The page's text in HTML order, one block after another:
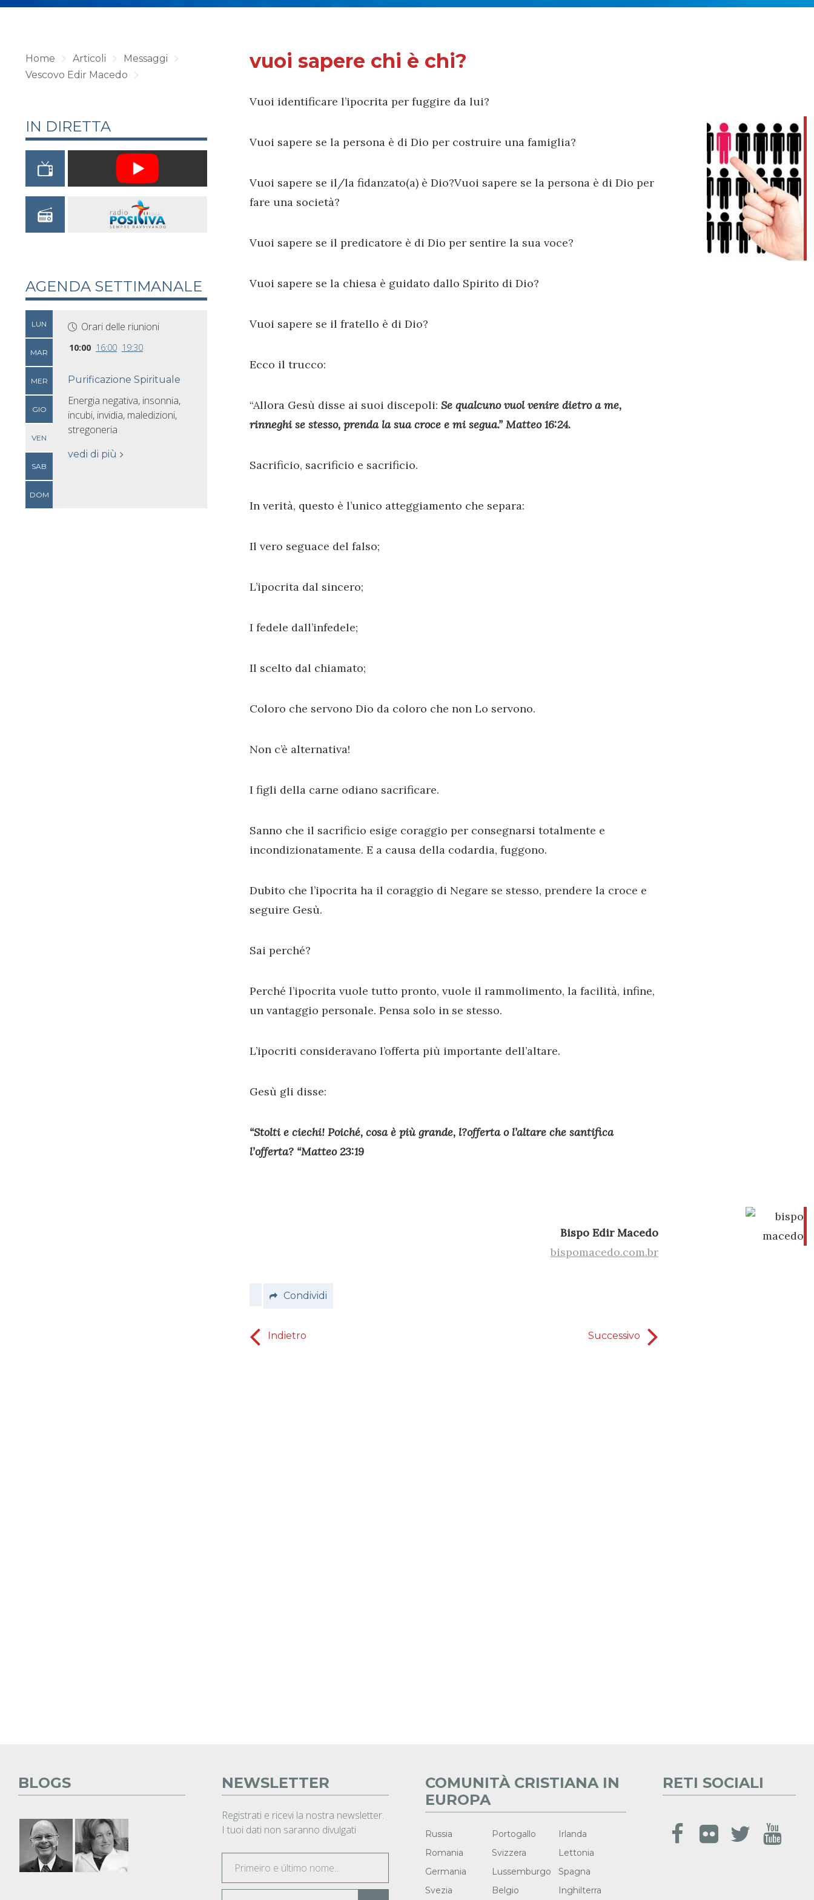
vuoi sapere chi è chi?
Vuoi identificare l’ipocrita per fuggire da lui?
Vuoi sapere se la persona è di Dio per costruire una famiglia?
Vuoi sapere se il/la fidanzato(a) è Dio?Vuoi sapere se la persona è di Dio per
fare una società?
Vuoi sapere se il predicatore è di Dio per sentire la sua voce?
Vuoi sapere se la chiesa è guidato dallo Spirito di Dio?
Vuoi sapere se il fratello è di Dio?
Ecco il trucco:
“Allora Gesù disse ai suoi discepoli: Se qualcuno vuol venire dietro a me,
rinneghi se stesso, prenda la sua croce e mi segua.” Matteo 16:24.
Sacrificio, sacrificio e sacrificio.
In verità, questo è l’unico atteggiamento che separa:
Il vero seguace del falso;
L’ipocrita dal sincero;
I fedele dall’infedele;
Il scelto dal chiamato;
Coloro che servono Dio da coloro che non Lo servono.
Non c’è alternativa!
I figli della carne odiano sacrificare.
Sanno che il sacrificio esige coraggio per consegnarsi totalmente e
incondizionatamente. E a causa della codardia, fuggono.
Dubito che l’ipocrita ha il coraggio di Negare se stesso, prendere la croce e
seguire Gesù.
Sai perché?
Perché l’ipocrita vuole tutto pronto, vuole il rammolimento, la facilità, infine,
un vantaggio personale. Pensa solo in se stesso.
L’ipocriti consideravano l’offerta più importante dell’altare.
Gesù gli disse:
“Stolti e ciechi! Poiché, cosa è più grande, l?offerta o l’altare che santifica
l’offerta? “Matteo 23:19
Bispo Edir Macedo
bispomacedo.com.br
Condividi
Indietro Successivo
Home Articoli
Messaggi
Vescovo Edir Macedo
IN DIRETTA
AGENDA SETTIMANALE
LUN
MAR
MER
GIO
VEN
SAB
DOM
Orari delle riunioni
10:00 16:00 19:30
Purificazione Spirituale
Energia negativa, insonnia,
incubi, invidia, maledizioni,
stregoneria
vedi di più
BLOGS NEWSLETTER
Registrati e ricevi la nostra newsletter.
I tuoi dati non saranno divulgati
COMUNITÀ CRISTIANA IN
EUROPA
Russia Portogallo
Irlanda
Romania
Svizzera
Lettonia
Germania
Lussemburgo
Spagna
Svezia
Belgio Inghilterra
RETI SOCIALI